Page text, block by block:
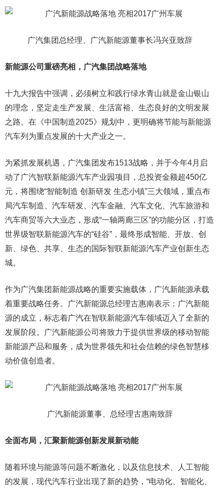
广汽集团总经理、广汽新能源董事长冯兴亚致辞
新能源公司重磅亮相，广汽集团战略落地
十九大报告中强调，必须树立和践行绿水青山就是金山银山
的理念，坚定走生产发展、生活富裕、生态良好的文明发展
之路。在《中国制造2025》规划中，更明确将节能与新能源
汽车列为重点发展的十大产业之一。
为紧抓发展机遇，广汽集团发布1513战略，并于今年4月启
动了广汽智联新能源汽车产业园项目，总投资金额超450亿
元，将围绕“智能制造 创新研发 生态小镇”三大领域，重点布
局汽车制造、汽车研发、汽车金融、汽车文化、汽车旅游和
汽车商贸等六大业态，形成“一轴两廊三区”的功能分区，打造
世界级智联新能源汽车的“硅谷”，最终形成智能、开放、创
新、绿色、共享、生态的国际智联新能源汽车产业创新生态
城。
作为广汽集团新能源战略的重要实施载体，广汽新能源承载
着重要战略任务。广汽新能源总经理古惠南表示：广汽新能
源的成立，标志着广汽在智联新能源汽车领域迈入了全新的
发展阶段。广汽新能源公司将致力于提供世界级的移动智能
新能源产品和服务，成为世界领先和社会信赖的绿色智慧移
动价值创造者。
广汽新能源董事、总经理古惠南致辞
全面布局，汇聚新能源创新发展新动能
随着环境与能源等问题不断激化，以及信息技术、人工智能
的发展，现代汽车行业出现了新的趋势，“电动化、智能化、